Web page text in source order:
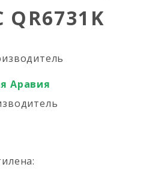
QR6731K
Аравия